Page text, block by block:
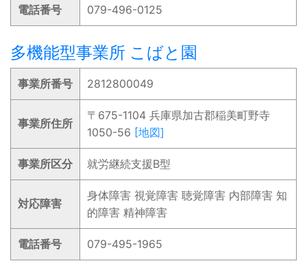
電話番号 079-496-0125
多機能型事業所 こばと園
事業所番号 2812800049
事業所住所
〒675-1104 兵庫県加古郡稲美町野寺
1050-56 [地図]
事業所区分 就労継続支援B型
対応障害
身体障害 視覚障害 聴覚障害 内部障害 知
的障害 精神障害
電話番号 079-495-1965